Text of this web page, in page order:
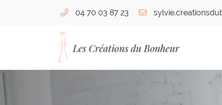
04 70 03 87 23
03100 Montluçon
04 70 03 87 23